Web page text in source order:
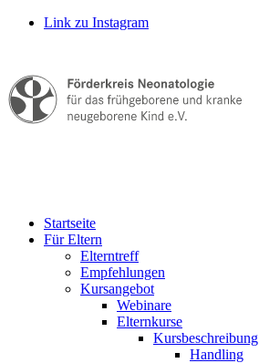
Link zu Instagram
Startseite
Für Eltern
Elterntreff
Empfehlungen
Kursangebot
Webinare
Elternkurse
Kursbeschreibung
Handling